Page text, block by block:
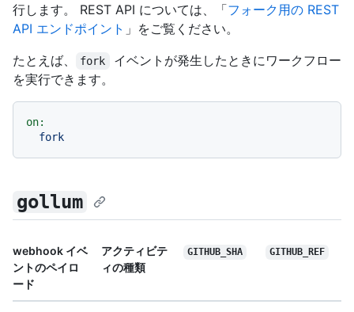
行します。 REST API については、「フォーク用の REST
API エンドポイント 」をご覧ください。
たとえば、
fork
イベントが発生したときにワークフロー
を実行できます。
on:
fork
gollum
webhook イベ
ントのペイロ
ード
アクティビテ
ィの種類
GITHUB_SHA GITHUB_REF